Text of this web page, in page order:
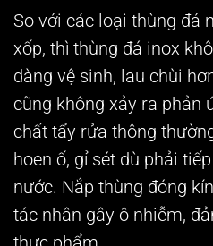
So với các loại thùng đá
xốp, thì thùng đá inox
dàng vệ sinh, lau chùi
cũng không xảy ra phản
chất tẩy rửa thông
hoen ố, gỉ sét dù phải
nước. Nắp thùng đóng
tác nhân gây ô nhiễm,